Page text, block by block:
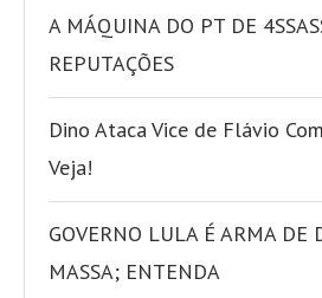
A MÁQUINA DO PT DE
REPUTAÇÕES
Dino Ataca Vice de Flávio
Veja!
GOVERNO LULA É ARMA DE
MASSA; ENTENDA